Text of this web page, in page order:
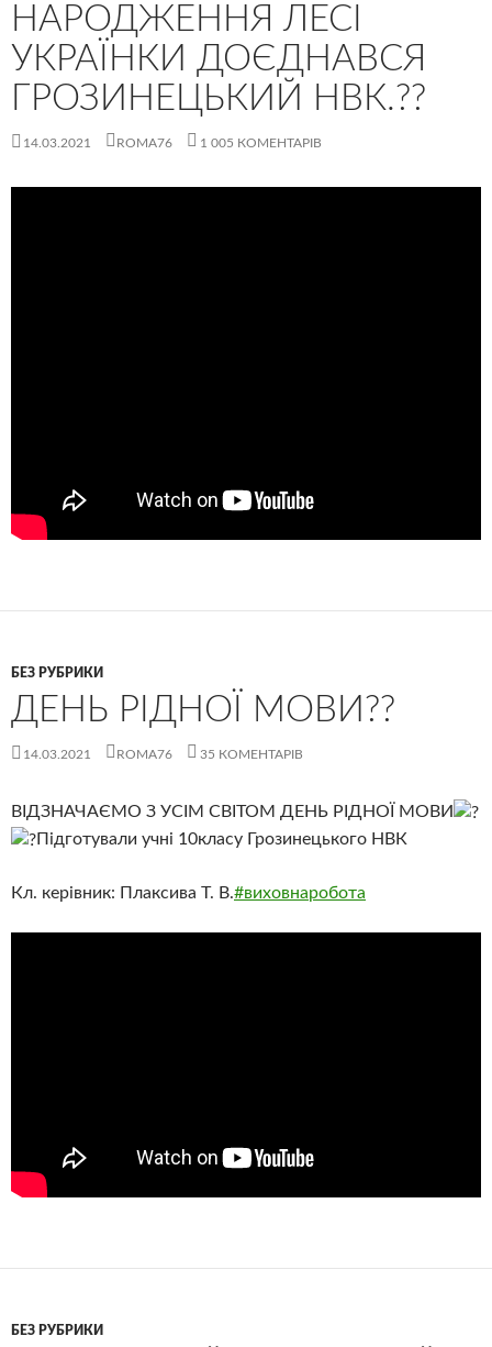
НАРОДЖЕННЯ ЛЕСІ
УКРАЇНКИ ДОЄДНАВСЯ
ГРОЗИНЕЦЬКИЙ НВК.??
14.03.2021 ROMA76 1 005 КОМЕНТАРІВ
БЕЗ РУБРИКИ
ДЕНЬ РІДНОЇ МОВИ??
14.03.2021 ROMA76 35 КОМЕНТАРІВ
ВІДЗНАЧАЄМО З УСІМ СВІТОМ ДЕНЬ РІДНОЇ МОВИ
Підготували учні 10класу Грозинецького НВК
Кл. керівник: Плаксива Т. В.#виховнаробота
БЕЗ РУБРИКИ